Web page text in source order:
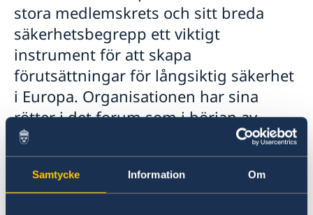
Samtycke Information Om
Att arbeta för OSSE
Valövervakning
Länkar (till bl.a. EU:s uttalanden i OSSE)
stora medlemskrets och sitt breda
säkerhetsbegrepp ett viktigt
instrument för att skapa
förutsättningar för långsiktig säkerhet
i Europa. Organisationen har sina
rötter i det forum som i början av
1970-talet bildades för dialog mellan
öst och väst, kallat ESK (Europeiska
säkerhetskonferensen). ESK fick 1993
ställning som regional organisation i